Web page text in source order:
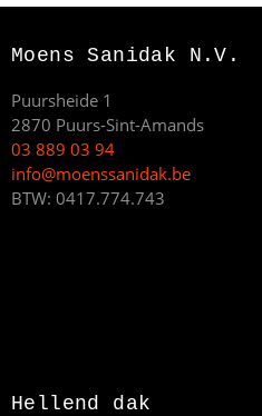
Moens Sanidak N.V.
Puursheide 1
2870 Puurs-Sint-Amands
03 889 03 94
info@moenssanidak.be
BTW: 0417.774.743
Hellend dak